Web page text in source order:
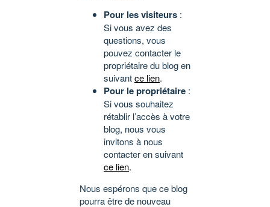
Pour les visiteurs :
Si vous avez des
questions, vous
pouvez contacter le
propriétaire du blog en
suivantce lien.
Pour le propriétaire :
Si vous souhaitez
rétablir l’accès à votre
blog, nous vous
invitons à nous
contacter en suivant
ce lien.
Nous espérons que ce blog
pourra être de nouveau